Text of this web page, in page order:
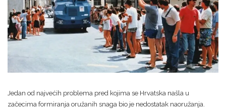
Jedan od najvećih problema pred kojima se Hrvatska našla u
začecima formiranja oružanih snaga bio je nedostatak naoružanja.